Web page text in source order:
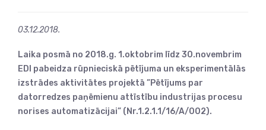
03.12.2018.
Laika posmā no 2018.g. 1.oktobrim līdz 30.novembrim
EDI pabeidza rūpnieciskā pētījuma un eksperimentālās
izstrādes aktivitātes projektā ”Pētījums par
datorredzes paņēmienu attīstību industrijas procesu
norises automatizācijai” (Nr.1.2.1.1/16/A/002).